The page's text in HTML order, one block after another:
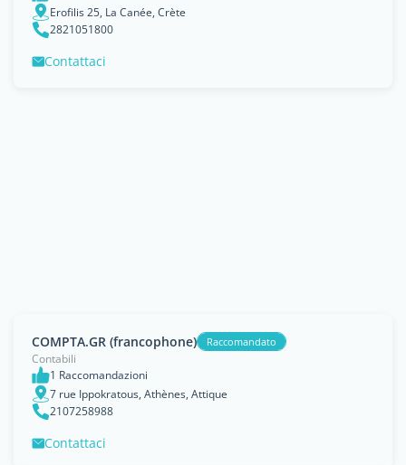
Erofilis 25, La Canée, Crète
2821051800
Contattaci
COMPTA.GR (francophone) Raccomandato
Contabili
1 Raccomandazioni
7 rue Ippokratous, Athènes, Attique
2107258988
Contattaci